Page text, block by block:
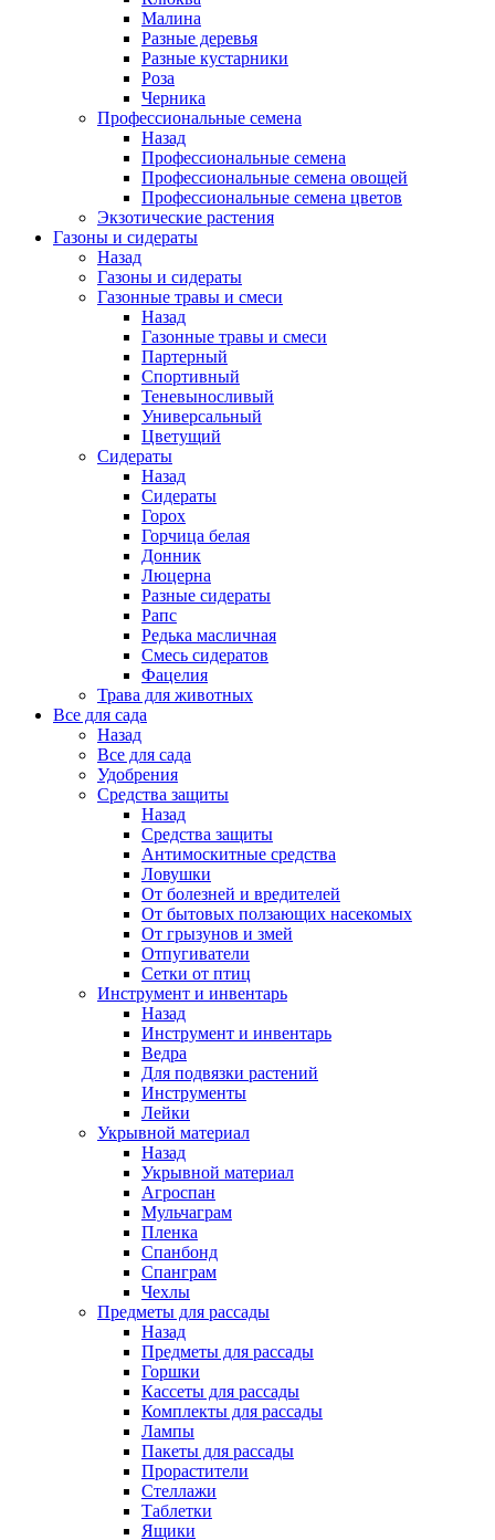
Малина
Разные деревья
Разные кустарники
Роза
Черника
Профессиональные семена
Назад
Профессиональные семена
Профессиональные семена овощей
Профессиональные семена цветов
Экзотические растения
Газоны и сидераты
Назад
Газоны и сидераты
Газонные травы и смеси
Назад
Газонные травы и смеси
Партерный
Спортивный
Теневыносливый
Универсальный
Цветущий
Сидераты
Назад
Сидераты
Горох
Горчица белая
Донник
Люцерна
Разные сидераты
Рапс
Редька масличная
Смесь сидератов
Фацелия
Трава для животных
Все для сада
Назад
Все для сада
Удобрения
Средства защиты
Назад
Средства защиты
Антимоскитные средства
Ловушки
От болезней и вредителей
От бытовых ползающих насекомых
От грызунов и змей
Отпугиватели
Сетки от птиц
Инструмент и инвентарь
Назад
Инструмент и инвентарь
Ведра
Для подвязки растений
Инструменты
Лейки
Укрывной материал
Назад
Укрывной материал
Агроспан
Мульчаграм
Пленка
Спанбонд
Спанграм
Чехлы
Предметы для рассады
Назад
Предметы для рассады
Горшки
Кассеты для рассады
Комплекты для рассады
Лампы
Пакеты для рассады
Прорастители
Стеллажи
Таблетки
Ящики